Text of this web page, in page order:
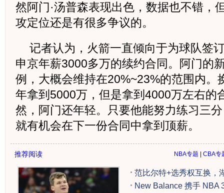
然阿门·汤普森表现出色，数据也不错，
攻定位还是有很多争议的。
记者认为，火箭一直倾向于为球队签
申京年薪3000多万的续约合同。阿门的
例，大概会维持在20%~23%的范围内。
年拿到5000万，但是拿到4000万左右的
然，阿门还年轻。只要他能努力练习三
就有机会在下一份合同中拿到顶薪。
推荐阅读 NBA专题 CBA专
范比尔特+选秀权互换，
New Balance 携手 NBA